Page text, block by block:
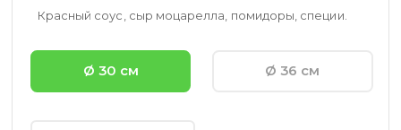
Красный соус, сыр моцарелла, помидоры, специи.
Ø 30 см Ø 36 см